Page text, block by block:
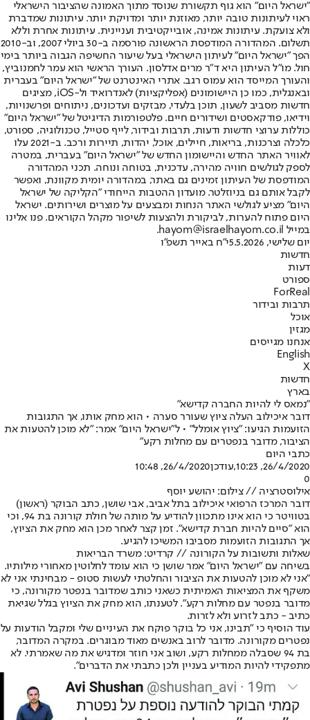
"ישראל היום" הוא גוף תקשורת שנוסד מתוך האמונה שהציבור הישראלי
ראוי לעיתונות טובה יותר, מאוזנת יותר ומדויקת יותר. עיתונות שמדברת
ולא צועקת. עיתונות אמינה, אובייקטיבית ועניינית. עיתונות אחרת וללא
תשלום. המהדורה המודפסת הראשונה פורסמה ב-30 ביולי 2007, וב-2010
הפך "ישראל היום" לעיתון הישראלי בעל שיעור החשיפה הגבוה ביותר בימי
חול. מו"ל העיתון היא ד"ר מרים אדלסון. העורך הראשי הוא עמר לחמנוביץ,
והעורך המייסד הוא עמוס רגב. אתרי האינטרנט של "ישראל היום" בעברית
ובאנגלית, כמו כן היישומונים (אפליקציות) לאנדרואיד ול-iOS, מציגים
חדשות מסביב לשעון, תוכן בלעדי, מבזקים ועדכונים, ניתוחים ופרשנויות,
וידיאו, פודקאסטים ושידורים חיים. פלטפורמות הדיגיטל של "ישראל היום"
כוללות ערוצי חדשות ודעות, תרבות ובידור, לייף סטייל, טכנולוגיה, ספורט,
כלכלה וצרכנות, בריאות, חיילים, אוכל, יהדות, תיירות ורכב. ב-2021 עלו
לאוויר האתר החדש והיישומון החדש של "ישראל היום" בעברית, במטרה
לספק לגולשים חוויה מהירה, עדכנית, בטוחה ונוחה. תכני המהדורה
המודפסת של העיתון זמינים גם באתר, במהדורה יומית מקוונת, ואפשר
לקבל אותם גם בניוזלטר. מועדון ההטבות הייחודי "הקליקה של ישראל
היום" מציע לגולשי האתר הנחות ומבצעים על מוצרים ושירותים. ישראל
היום פתוח להערות, לביקורת ולהצעות לשיפור מקהל הקוראים. פנו אלינו
במייל hayom@israelhayom.co.il.
יום שלישי, 5.5.2026
י"ח באייר תשפ"ו
חדשות
דעות
ספורט
ForReal
תרבות ובידור
אוכל
מגזין
אנחנו מגייסים
English
X
חדשות
בארץ
"נמאס לי להיות החברה קדישא"
דובר איכילוב העלה ציוץ שעורר סערה • הוא מחק אותו, אך התגובות
הזועמות הגיעו: "ציוץ אומלל" • ל"ישראל היום" אמר: "לא מוכן להטעות את
הציבור, מדובר בנפטרים עם מחלות רקע"
כתבי היום
26/4/2020, 10:23
,עודכן26/4/2020, 10:48
0
אילוסטרציה // צילום: יהושע יוסף
דובר המרכז הרפואי איכילוב בתל אביב, אבי שושן, כתב הבוקר (ראשון)
בטוויטר כי הוא אינו מתכוון להודיע על מותה של חולת קורונה בת 94, וכי
הוא "סיים להיות חברת קדישא". זמן קצר לאחר מכן הוא מחק את הציוץ,
אך התגובות הזועמות מסביבו המשיכו להגיע.
שאלות ותשובות על הקורונה // קרדיט: משרד הבריאות
בשיחה עם "ישראל היום" אמר שושן כי הוא עומד לחלוטין מאחורי מילותיו.
"אני לא מוכן להטעות את הציבור והחלטתי לעשות סטופ - מבחינתי אני לא
משקף את המציאות האמיתית כשאני כותב שמדובר בנפטר מקורונה, כי
מדובר בנפטר עם מחלות רקע". לטענתו, הוא מחק את הציוץ בגלל שגיאת
כתיב - כתב לזרוע ולא לזרות.
עוד הוסיף כי "תבינו, אני כל בוקר פוקח את העיניים שלי ומקבל הודעות על
נפטרים מקורונה. מדובר לרוב באנשים מאוד מבוגרים. במקרה המדובר,
בת 94 שסבלה ממחלות רקע, ושוב אני חוזר ומדגיש את מה שאמרתי. לא
מתפקידי להיות המודיע בעניין ולכן כתבתי את הדברים".